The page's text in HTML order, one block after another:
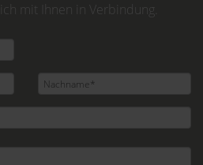
mit Ihnen in Verbindung.